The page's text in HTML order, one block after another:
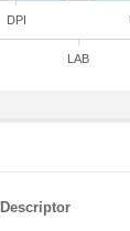
DPI
LAB
Descriptor